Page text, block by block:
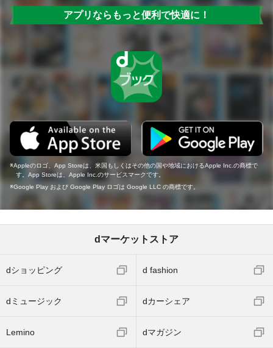
アプリならもっと便利で快適に！
Appleのロゴ、App Storeは、米国もしくはその他の国や地域におけるApple Inc.の商標で
す。App Storeは、Apple Inc.のサービスマークです。
Google Play および Google Play ロゴは Google LLC の商標です。
dマーケットストア
dショッピング d fashion
dミュージック dカーシェア
Lemino dマガジン